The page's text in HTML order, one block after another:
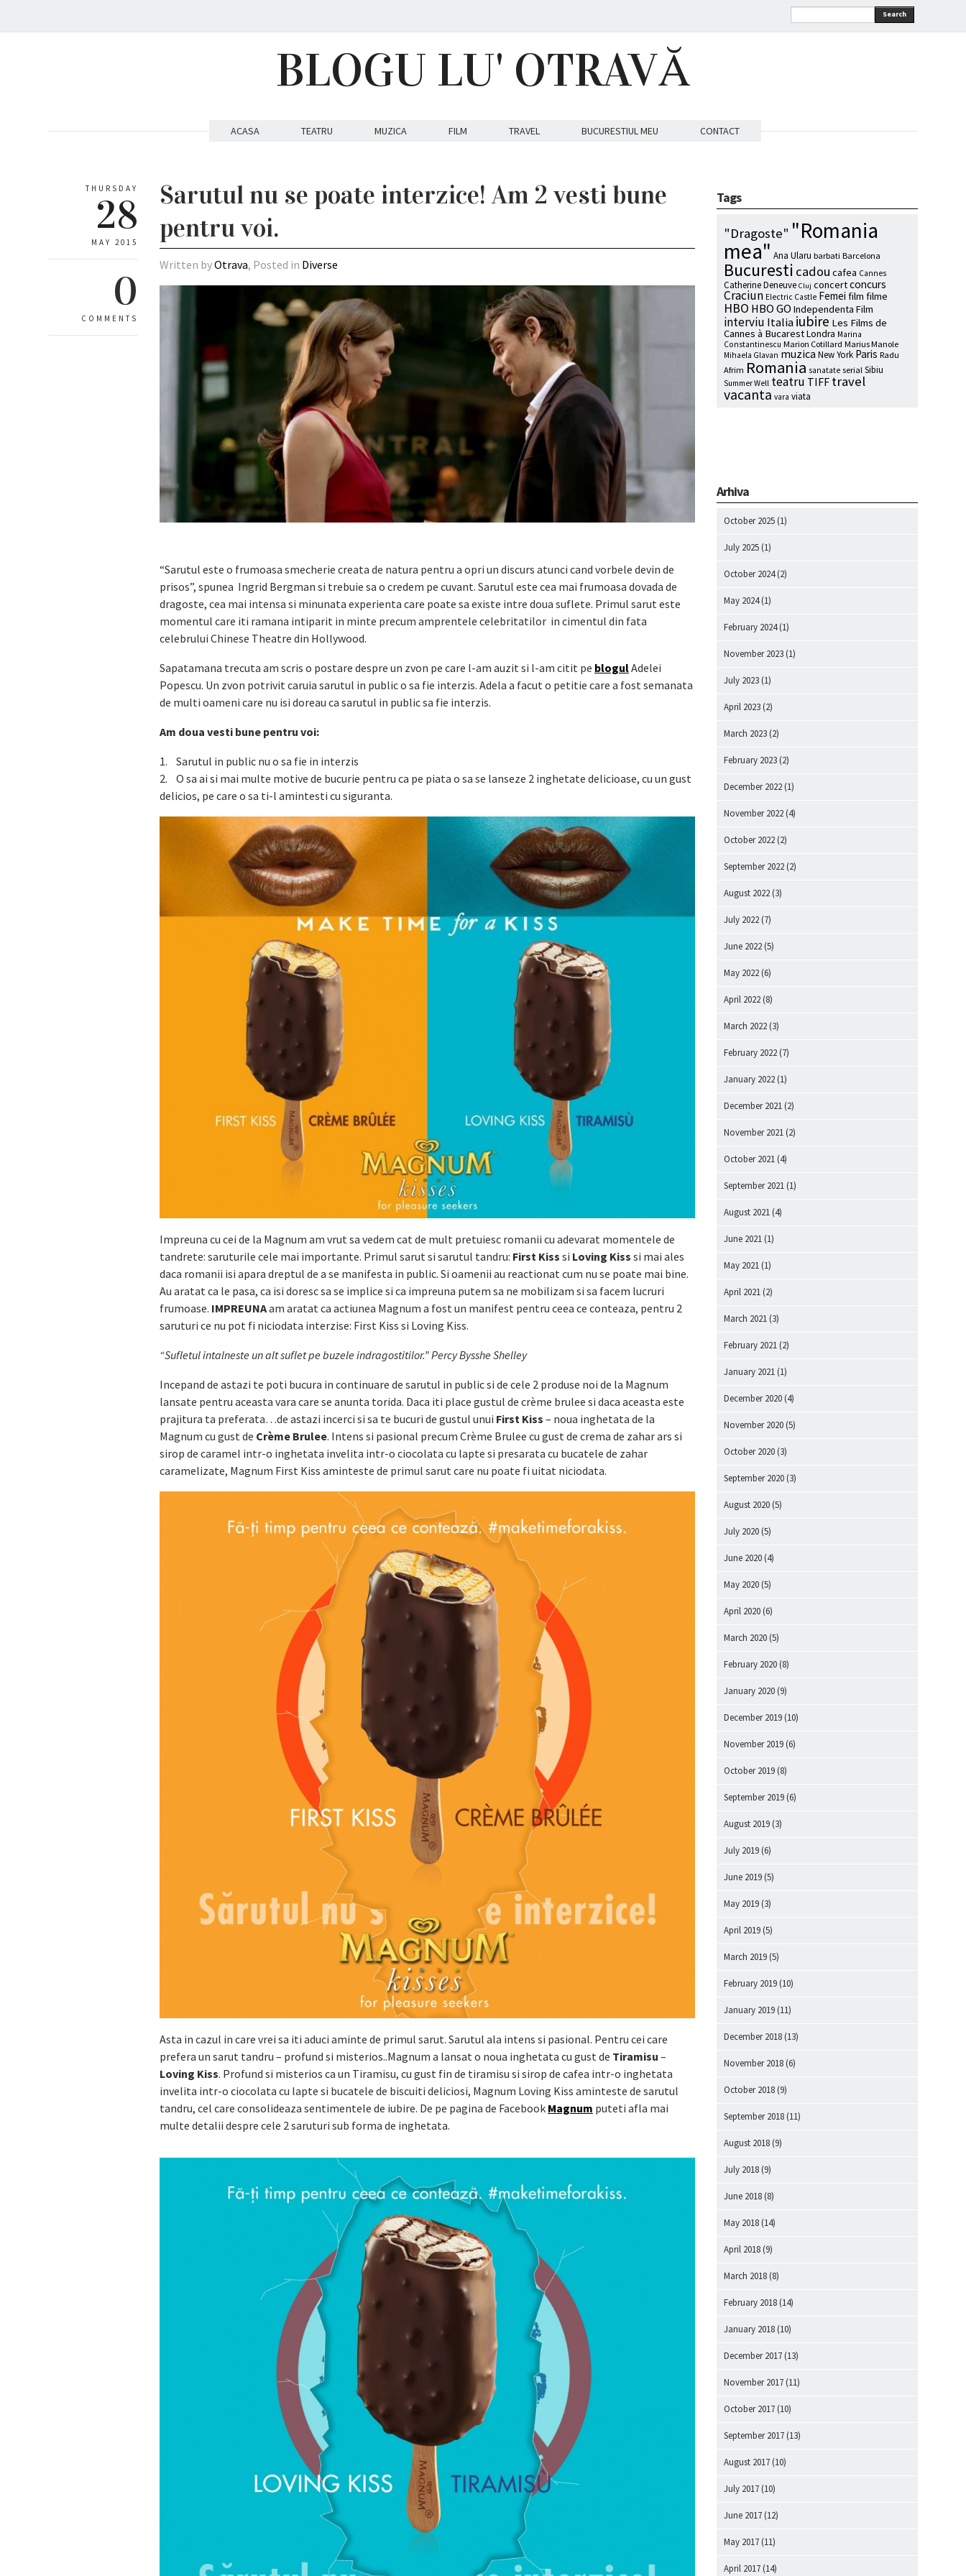
Search
BLOGU LU' OTRAVĂ
ACASA TEATRU MUZICA FILM TRAVEL BUCURESTIUL MEU CONTACT
THURSDAY
28
MAY 2015
0
COMMENTS
Sarutul nu se poate interzice! Am 2 vesti bune
pentru voi.
Written byOtrava, Posted in Diverse
“Sarutul este o frumoasa smecherie creata de natura pentru a opri un discurs atunci cand vorbele devin de
prisos”, spunea Ingrid Bergman si trebuie sa o credem pe cuvant. Sarutul este cea mai frumoasa dovada de
dragoste, cea mai intensa si minunata experienta care poate sa existe intre doua suflete. Primul sarut este
momentul care iti ramana intiparit in minte precum amprentele celebritatilor in cimentul din fata
celebrului Chinese Theatre din Hollywood.
Sapatamana trecuta am scris o postare despre un zvon pe care l-am auzit si l-am citit pe blogulAdelei
Popescu. Un zvon potrivit caruia sarutul in public o sa fie interzis. Adela a facut o petitie care a fost semanata
de multi oameni care nu isi doreau ca sarutul in public sa fie interzis.
Am doua vesti bune pentru voi:
1. Sarutul in public nu o sa fie in interzis
2. O sa ai si mai multe motive de bucurie pentru ca pe piata o sa se lanseze 2 inghetate delicioase, cu un gust
delicios, pe care o sa ti-l amintesti cu siguranta.
Impreuna cu cei de la Magnum am vrut sa vedem cat de mult pretuiesc romanii cu adevarat momentele de
tandrete: saruturile cele mai importante. Primul sarut si sarutul tandru: First Kiss si Loving Kiss si mai ales
daca romanii isi apara dreptul de a se manifesta in public. Si oamenii au reactionat cum nu se poate mai bine.
Au aratat ca le pasa, ca isi doresc sa se implice si ca impreuna putem sa ne mobilizam si sa facem lucruri
frumoase. IMPREUNAam aratat ca actiunea Magnum a fost un manifest pentru ceea ce conteaza, pentru 2
saruturi ce nu pot fi niciodata interzise: First Kiss si Loving Kiss.
“Sufletul intalneste un alt suflet pe buzele indragostitilor.” Percy Bysshe Shelley
Incepand de astazi te poti bucura in continuare de sarutul in public si de cele 2 produse noi de la Magnum
lansate pentru aceasta vara care se anunta torida. Daca iti place gustul de crème brulee si daca aceasta este
prajitura ta preferata…de astazi incerci si sa te bucuri de gustul unui First Kiss – noua inghetata de la
Magnum cu gust de Crème Brulee. Intens si pasional precum Crème Brulee cu gust de crema de zahar ars si
sirop de caramel intr-o inghetata invelita intr-o ciocolata cu lapte si presarata cu bucatele de zahar
caramelizate, Magnum First Kiss aminteste de primul sarut care nu poate fi uitat niciodata.
Asta in cazul in care vrei sa iti aduci aminte de primul sarut. Sarutul ala intens si pasional. Pentru cei care
prefera un sarut tandru – profund si misterios..Magnum a lansat o noua inghetata cu gust de Tiramisu –
Loving Kiss. Profund si misterios ca un Tiramisu, cu gust fin de tiramisu si sirop de cafea intr-o inghetata
invelita intr-o ciocolata cu lapte si bucatele de biscuiti deliciosi, Magnum Loving Kiss aminteste de sarutul
tandru, cel care consolideaza sentimentele de iubire. De pe pagina de Facebook Magnum puteti afla mai
multe detalii despre cele 2 saruturi sub forma de inghetata.
Tags
"Dragoste" "Romania
mea" Ana Ularu barbati Barcelona
Bucuresti cadou cafea Cannes
Catherine Deneuve Cluj concertconcurs
Craciun Electric Castle Femei film filme
HBO HBO GO Independenta Film
interviu Italiaiubire Les Films de
Cannes à BucarestLondra Marina
Constantinescu Marion Cotillard Marius Manole
Mihaela Glavan muzica New York Paris Radu
Afrim Romania sanatate serial Sibiu
Summer Well teatru TIFF travel
vacanta vara viata
Arhiva
October 2025 (1)
July 2025 (1)
October 2024(2)
May 2024(1)
February 2024(1)
November 2023 (1)
July 2023 (1)
April 2023 (2)
March 2023 (2)
February 2023 (2)
December 2022 (1)
November 2022 (4)
October 2022 (2)
September 2022 (2)
August 2022 (3)
July 2022 (7)
June 2022 (5)
May 2022 (6)
April 2022 (8)
March 2022 (3)
February 2022 (7)
January 2022 (1)
December 2021 (2)
November 2021 (2)
October 2021 (4)
September 2021 (1)
August 2021 (4)
June 2021 (1)
May 2021 (1)
April 2021 (2)
March 2021 (3)
February 2021 (2)
January 2021 (1)
December 2020 (4)
November 2020 (5)
October 2020 (3)
September 2020 (3)
August 2020 (5)
July 2020 (5)
June 2020 (4)
May 2020 (5)
April 2020 (6)
March 2020 (5)
February 2020 (8)
January 2020 (9)
December 2019 (10)
November 2019 (6)
October 2019 (8)
September 2019 (6)
August 2019 (3)
July 2019 (6)
June 2019 (5)
May 2019 (3)
April 2019 (5)
March 2019 (5)
February 2019 (10)
January 2019 (11)
December 2018 (13)
November 2018 (6)
October 2018 (9)
September 2018 (11)
August 2018 (9)
July 2018 (9)
June 2018 (8)
May 2018 (14)
April 2018 (9)
March 2018 (8)
February 2018 (14)
January 2018 (10)
December 2017 (13)
November 2017 (11)
October 2017 (10)
September 2017 (13)
August 2017 (10)
July 2017 (10)
June 2017 (12)
May 2017 (11)
April 2017 (14)